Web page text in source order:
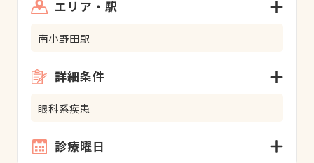
エリア・駅
南小野田駅
詳細条件
眼科系疾患
診療曜日